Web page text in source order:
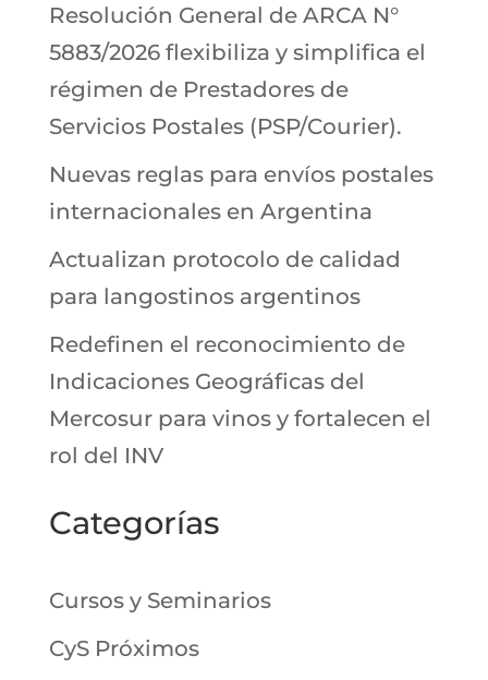
Resolución General de ARCA N°
5883/2026 flexibiliza y simplifica el
régimen de Prestadores de
Servicios Postales (PSP/Courier).
Nuevas reglas para envíos postales
internacionales en Argentina
Actualizan protocolo de calidad
para langostinos argentinos
Redefinen el reconocimiento de
Indicaciones Geográficas del
Mercosur para vinos y fortalecen el
rol del INV
Categorías
Cursos y Seminarios
CyS Próximos